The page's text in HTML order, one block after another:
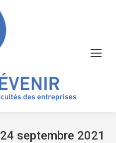
window
24 septembre 2021